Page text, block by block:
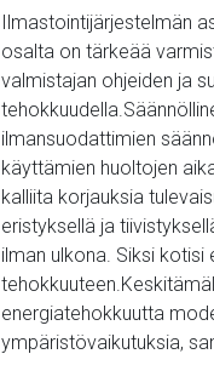
Ilmastointijärjestelmän
osalta on tärkeää
valmistajan ohjeiden ja
ilmansuodattimien
käyttämien huoltojen
kalliita korjauksia
eristyksellä ja
ilman ulkona. Siksi
energiatehokkuutta
ympäristövaikutuksia,